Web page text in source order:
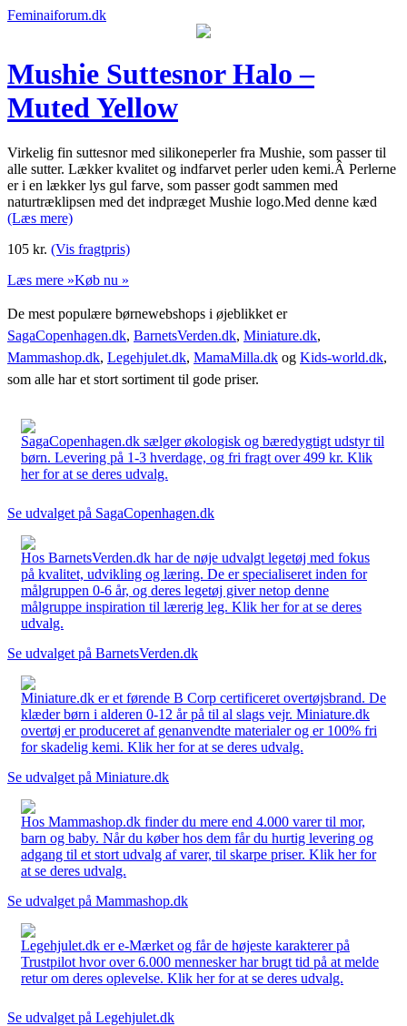
Feminaiforum.dk
Mushie Suttesnor Halo –
Muted Yellow
Virkelig fin suttesnor med silikoneperler fra Mushie, som passer til
alle sutter. Lækker kvalitet og indfarvet perler uden kemi.Â Perlerne
er i en lækker lys gul farve, som passer godt sammen med
naturtræklipsen med det indpræget Mushie logo.Med denne kæd
(Læs mere)
105 kr. (Vis fragtpris)
Læs mere »Køb nu »
De mest populære børnewebshops i øjeblikket er
SagaCopenhagen.dk, BarnetsVerden.dk, Miniature.dk,
Mammashop.dk, Legehjulet.dk, MamaMilla.dk og Kids-world.dk,
som alle har et stort sortiment til gode priser.
SagaCopenhagen.dk sælger økologisk og bæredygtigt udstyr til
børn. Levering på 1-3 hverdage, og fri fragt over 499 kr. Klik
her for at se deres udvalg.
Se udvalget på SagaCopenhagen.dk
Hos BarnetsVerden.dk har de nøje udvalgt legetøj med fokus
på kvalitet, udvikling og læring. De er specialiseret inden for
målgruppen 0-6 år, og deres legetøj giver netop denne
målgruppe inspiration til lærerig leg. Klik her for at se deres
udvalg.
Se udvalget på BarnetsVerden.dk
Miniature.dk er et førende B Corp certificeret overtøjsbrand. De
klæder børn i alderen 0-12 år på til al slags vejr. Miniature.dk
overtøj er produceret af genanvendte materialer og er 100% fri
for skadelig kemi. Klik her for at se deres udvalg.
Se udvalget på Miniature.dk
Hos Mammashop.dk finder du mere end 4.000 varer til mor,
barn og baby. Når du køber hos dem får du hurtig levering og
adgang til et stort udvalg af varer, til skarpe priser. Klik her for
at se deres udvalg.
Se udvalget på Mammashop.dk
Legehjulet.dk er e-Mærket og får de højeste karakterer på
Trustpilot hvor over 6.000 mennesker har brugt tid på at melde
retur om deres oplevelse. Klik her for at se deres udvalg.
Se udvalget på Legehjulet.dk